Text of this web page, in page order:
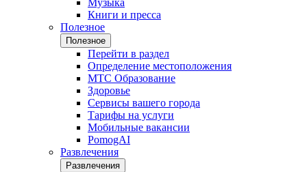
Музыка
Книги и пресса
Полезное
Полезное
Перейти в раздел
Определение местоположения
МТС Образование
Здоровье
Сервисы вашего города
Тарифы на услуги
Мобильные вакансии
PomogAI
Развлечения
Развлечения